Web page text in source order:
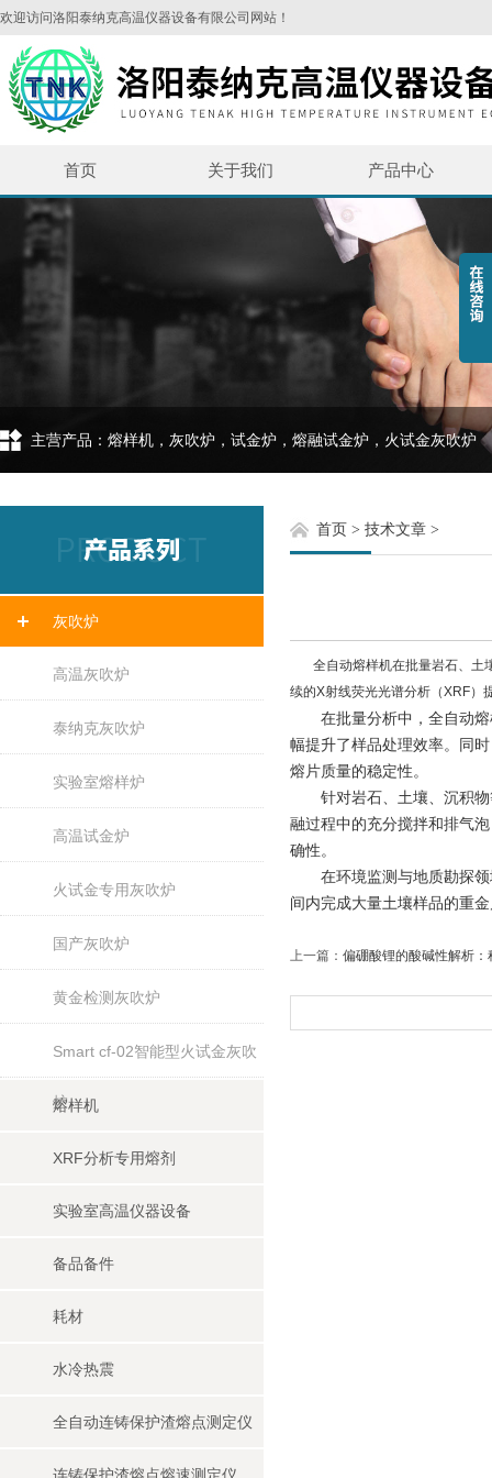
欢迎访问洛阳泰纳克高温仪器设备有限公司网站！
首页 关于我们 产品中心
主营产品：熔样机，灰吹炉，试金炉，熔融试金炉，火试金灰吹炉
灰吹炉
高温灰吹炉
泰纳克灰吹炉
实验室熔样炉
高温试金炉
火试金专用灰吹炉
国产灰吹炉
黄金检测灰吹炉
Smart cf-02智能型火试金灰吹
炉
熔样机
XRF分析专用熔剂
实验室高温仪器设备
备品备件
耗材
水冷热震
全自动连铸保护渣熔点测定仪
首页 > 技术文章 >
全自动熔样机在批量岩石、土壤
续的X射线荧光光谱分析（XRF）
在批量分析中，全自动熔
幅提升了样品处理效率。同
熔片质量的稳定性。
针对岩石、土壤、沉积物
融过程中的充分搅拌和排气
确性。
在环境监测与地质勘探领
间内完成大量土壤样品的重
上一篇： 偏硼酸锂的酸碱性解析